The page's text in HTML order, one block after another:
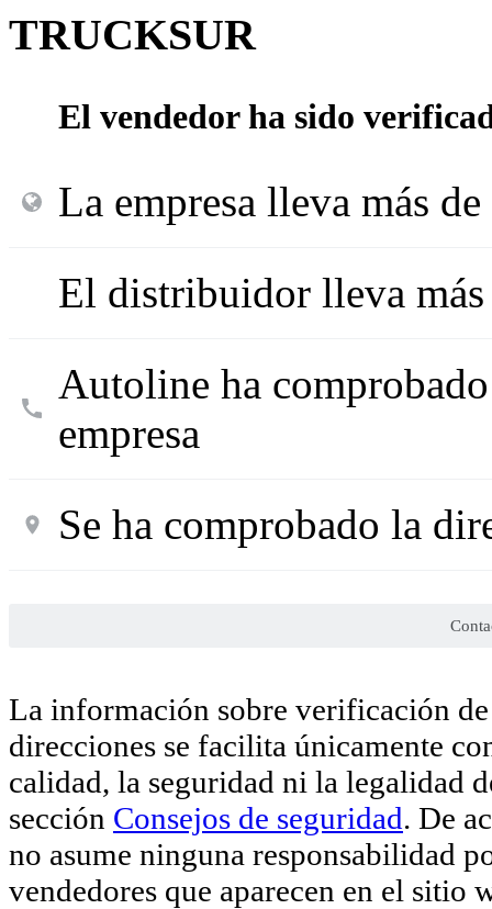
TRUCKSUR
El vendedor ha sido
La empresa lleva más
El distribuidor lleva
Autoline ha
empresa
Se ha comprobado la
La información sobre verificación
direcciones se facilita únicamente
calidad, la seguridad ni la legalidad
sección Consejos de seguridad. De
no asume ninguna responsabilidad
vendedores que aparecen en el sitio